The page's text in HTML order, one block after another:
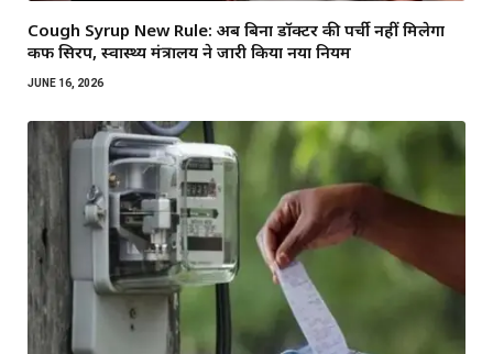
Cough Syrup New Rule: अब बिना डॉक्टर की पर्ची नहीं मिलेगा
कफ सिरप, स्वास्थ्य मंत्रालय ने जारी किया नया नियम
JUNE 16, 2026